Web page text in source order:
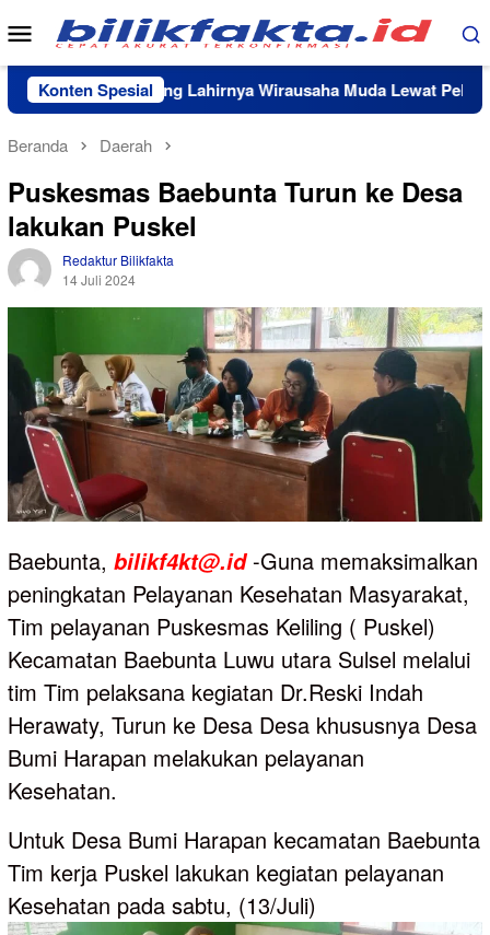
Loncat
ke
konten
Menu
Mobile
Konten Spesial
Lutim Dorong Lahirnya Wirausaha Muda Lewat Pelatihan
Beranda Daerah
Puskesmas Baebunta Turun ke Desa
lakukan Puskel
Redaktur Bilikfakta
14 Juli 2024
Baebunta, bilikf4kt@.id-Guna memaksimalkan
peningkatan Pelayanan Kesehatan Masyarakat,
Tim pelayanan Puskesmas Keliling ( Puskel)
Kecamatan Baebunta Luwu utara Sulsel melalui
tim Tim pelaksana kegiatan Dr.Reski Indah
Herawaty, Turun ke Desa Desa khususnya Desa
Bumi Harapan melakukan pelayanan
Kesehatan.
Untuk Desa Bumi Harapan kecamatan Baebunta
Tim kerja Puskel lakukan kegiatan pelayanan
Kesehatan pada sabtu, (13/Juli)